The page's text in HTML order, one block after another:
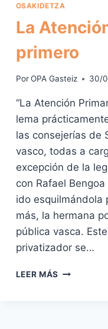
OSAKIDETZA
La
primero
Por OPA Gasteiz 30/
“La Atención
lema
las consejerías de
vasco, todas a
excepción de la
con Rafael
ido esquilmándola
más, la hermana
pública vasca.
privatizador se…
LEER MÁS LA